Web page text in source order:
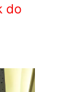
do